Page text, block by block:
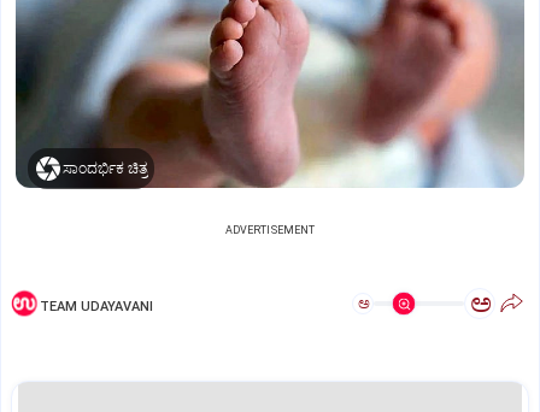
ಸಾಂದರ್ಭಿಕ ಚಿತ್ರ
ADVERTISEMENT
TEAM UDAYAVANI ಅ ಅ